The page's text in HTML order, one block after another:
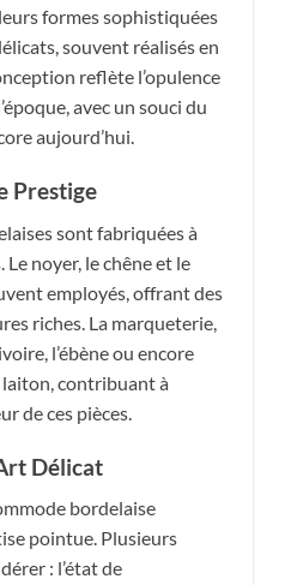
formes sophistiquées
souvent réalisés en
reflète l’opulence
avec un souci du
aujourd’hui.
Prestige
sont fabriquées à
noyer, le chêne et le
employés, offrant des
riches. La marqueterie,
l’ébène ou encore
contribuant à
de ces pièces.
Délicat
bordelaise
pointue. Plusieurs
: l’état de